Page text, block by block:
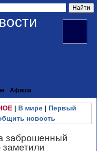
Афиша
| В мире| Первый
новость
заброшенный